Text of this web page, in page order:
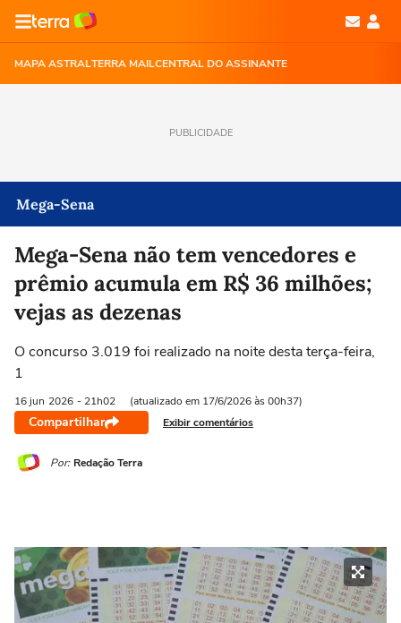
MAPA ASTRALTERRA MAILCENTRAL DO ASSINANTE
PUBLICIDADE
Mega-Sena
Mega-Sena não tem vencedores e
prêmio acumula em R$ 36 milhões;
vejas as dezenas
O concurso 3.019 foi realizado na noite desta terça-feira,
1
16 jun 2026 - 21h02 (atualizado em 17/6/2026 às 00h37)
Compartilhar Exibir comentários
Por: Redação Terra